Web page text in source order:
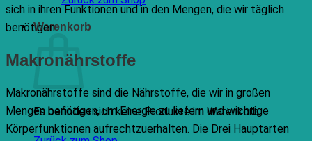
Warenkorb
Es befinden sich keine Produkte im Warenkorb.
sich in ihren Funktionen und in den Mengen, die wir täglich
benötigen.
Makronährstoffe
Makronährstoffe sind die Nährstoffe, die wir in großen
Mengen benötigen, um Energie zu liefern und wichtige
Körperfunktionen aufrechtzuerhalten. Die Drei Hauptarten